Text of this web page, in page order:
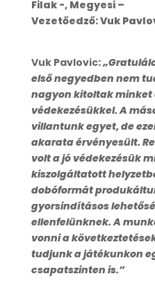
Filak -, Megyesi –
Vezetőedző: Vuk
Vuk Pavlovic:
első negyedben nem
nagyon kitoltak minket
védekezésükkel. A
villantunk egyet, de
akarata érvényesült.
volt a jó védekezésük
kiszolgáltatott
dobóformát
gyorsindításos
ellenfelünknek. A
vonni a
tudjunk a játékunkon
csapatszinten is.”